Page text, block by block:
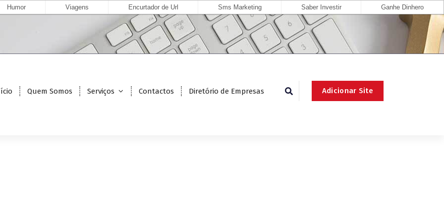
Humor Viagens Encurtador de Url Sms Marketing Saber Investir Ganhe Dinhero
Quem Somos Serviços Contactos Diretório de Empresas Adicionar Site